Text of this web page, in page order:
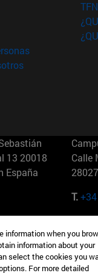
en nueva ventana)
nueva ventana)
(abre en nueva
(abre en nueva
(abre en nueva
13 20018
España
Calle
T.
Nueva York
information when you
information about your
select the cookies you
For more detailed